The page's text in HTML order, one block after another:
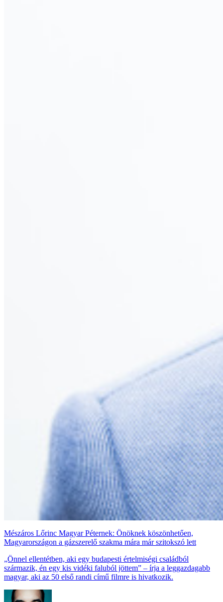
Mészáros Lőrinc Magyar Péternek: Önöknek köszönhetően,
Magyarországon a gázszerelő szakma mára már szitokszó lett
„Önnel ellentétben, aki egy budapesti értelmiségi családból
származik, én egy kis vidéki faluból jöttem” – írja a leggazdagabb
magyar, aki az 50 első randi című filmre is hivatkozik.